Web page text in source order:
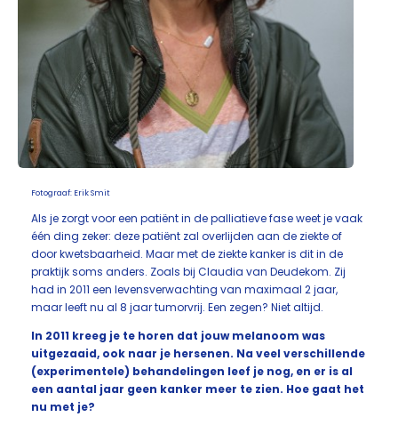
Fotograaf: Erik Smit
Als je zorgt voor een patiënt in de palliatieve fase weet je vaak
één ding zeker: deze patiënt zal overlijden aan de ziekte of
door kwetsbaarheid. Maar met de ziekte kanker is dit in de
praktijk soms anders. Zoals bij Claudia van Deudekom. Zij
had in 2011 een levensverwachting van maximaal 2 jaar,
maar leeft nu al 8 jaar tumorvrij. Een zegen? Niet altijd.
In 2011 kreeg je te horen dat jouw melanoom was
uitgezaaid, ook naar je hersenen. Na veel verschillende
(experimentele) behandelingen leef je nog, en er is al
een aantal jaar geen kanker meer te zien. Hoe gaat het
nu met je?